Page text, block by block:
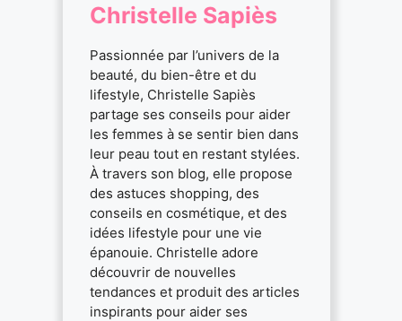
Christelle Sapiès
Passionnée par l’univers de la
beauté, du bien-être et du
lifestyle, Christelle Sapiès
partage ses conseils pour aider
les femmes à se sentir bien dans
leur peau tout en restant stylées.
À travers son blog, elle propose
des astuces shopping, des
conseils en cosmétique, et des
idées lifestyle pour une vie
épanouie. Christelle adore
découvrir de nouvelles
tendances et produit des articles
inspirants pour aider ses